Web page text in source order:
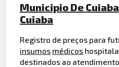
Municipio De
Cuiaba
Registro de preços para
insumos médicos
destinados ao